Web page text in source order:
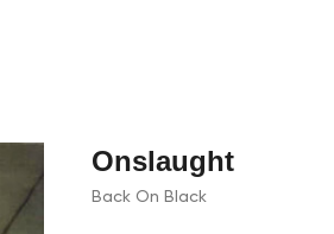
Onslaught
Back On Black